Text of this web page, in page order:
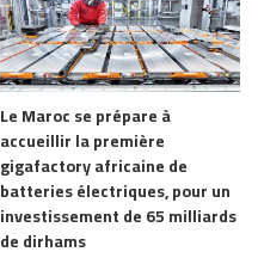
Le Maroc se prépare à
accueillir la première
gigafactory africaine de
batteries électriques, pour un
investissement de 65 milliards
de dirhams